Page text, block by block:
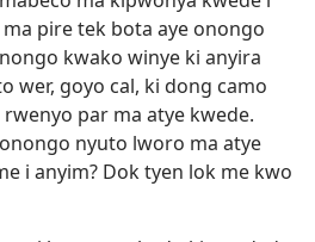
pire tek bota aye onongo
kwako winye ki anyira
wer, goyo cal, ki dong camo
par ma atye kwede.
nyuto lworo ma atye
i anyim? Dok tyen lok me kwo